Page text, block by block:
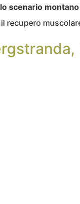
scenario
recupero